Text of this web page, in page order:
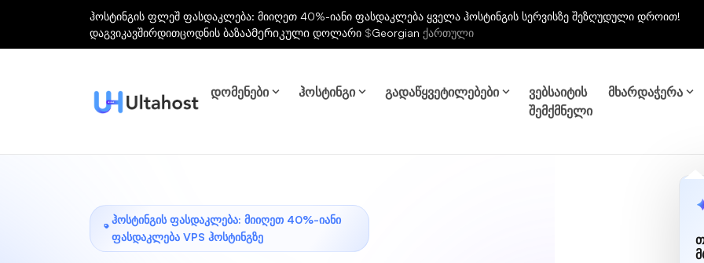
ჰოსტინგის ფლეშ ფასდაკლება: მიიღეთ 40%-იანი ფასდაკლება ყველა ჰოსტინგის სერვისზე შეზღუდული დროით!
დაგვიკავშირდითცოდნის ბაზაᲐმერიკული დოლარი $Georgian ქართული
დომენები ჰოსტინგი გადაწყვეტილებები
ვებსაიტის
შემქმნელი
მხარდაჭერა
ᲰᲝᲡᲢᲘᲜᲒᲘᲡ ᲤᲐᲡᲓᲐᲙᲚᲔᲑᲐ: ᲛᲘᲘᲦᲔᲗ 40%-ᲘᲐᲜᲘ
ᲤᲐᲡᲓᲐᲙᲚᲔᲑᲐ VPS ᲰᲝᲡᲢᲘᲜᲒᲖᲔ